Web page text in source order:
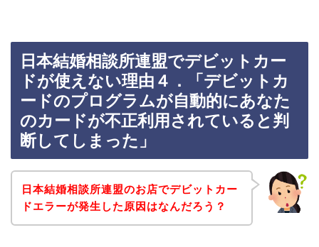
日本結婚相談所連盟でデビットカー
ドが使えない理由４．「デビットカ
ードのプログラムが自動的にあなた
のカードが不正利用されていると判
断してしまった」
日本結婚相談所連盟のお店でデビットカー
ドエラーが発生した原因はなんだろう？